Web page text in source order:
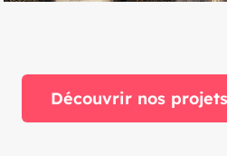
Découvrir nos